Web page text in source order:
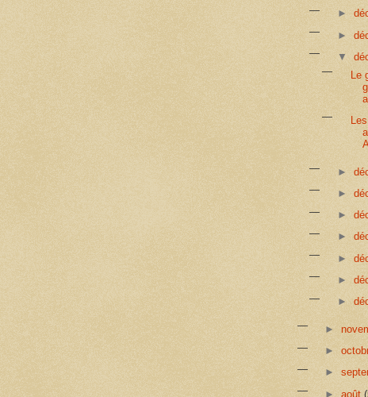
►
►
▼
Le
►
►
►
►
►
►
►
►
►
►
►août